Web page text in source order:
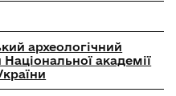
археологічний
академії